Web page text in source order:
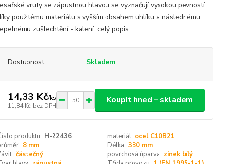
vruty se zápustnou hlavou se vyznačují vysokou pevností
použitému materiálu s vyšším obsahem uhlíku a následnému
zušlechtění - kalení. celý popis
Dostupnost Skladem
14,33 Kč/ks
11,84 Kč bez DPH
Koupit hned – skladem
produktu: H-22436 materiál: ocel C10B21
8 mm Délka: 380 mm
částečný povrchová úparva: zinek bílý